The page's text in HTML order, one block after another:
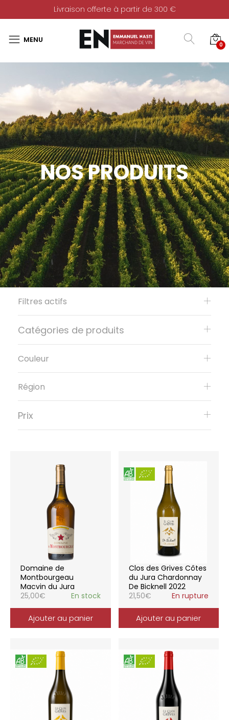
Livraison offerte à partir de 300 €
0
NOS PRODUITS
Domaine de
Montbourgeau
Macvin du Jura
25,00€ En stock
Ajouter au panier
Clos des Grives Côtes
du Jura Chardonnay
De Bicknell 2022
21,50€ En rupture
Ajouter au panier
Filtres actifs
Catégories de produits
Couleur
Région
Prix